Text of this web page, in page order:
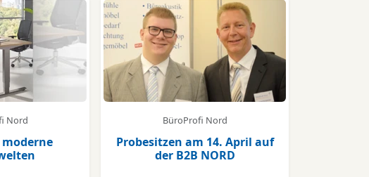
Nord BüroProfi Nord
Probesitzen am 14. April auf
der B2B NORD